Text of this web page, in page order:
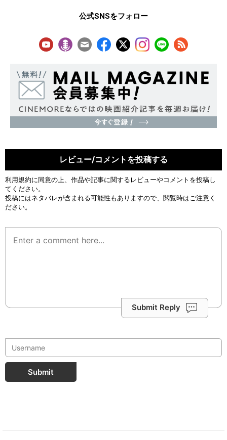
公式SNSをフォロー
レビュー/コメントを投稿する
利用規約に同意の上、作品や記事に関するレビューやコメントを投稿し
てください。
投稿にはネタバレが含まれる可能性もありますので、閲覧時はご注意く
ださい。
Submit Reply
Submit